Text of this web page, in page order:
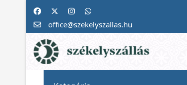
office@szekelyszallas.hu